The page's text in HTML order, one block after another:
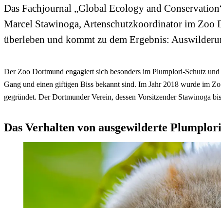
Das Fachjournal „Global Ecology and
Marcel Stawinoga, Artenschutzkoordinator im Zoo
überleben und kommt zu dem Ergebnis:
Der Zoo Dortmund engagiert sich besonders im Plumplori-Schutz
Gang und einen giftigen Biss bekannt sind. Im Jahr 2018 wurde im
gegründet. Der Dortmunder Verein, dessen Vorsitzender Stawinoga
Das Verhalten von ausgewilderte